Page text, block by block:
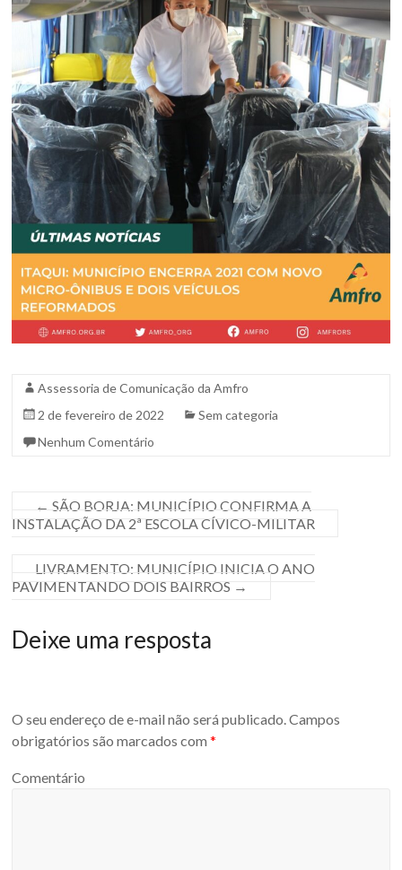
Rio
Grande
Sul.
Assessoria de Comunicação da Amfro
2 de fevereiro de 2022
Sem categoria
Nenhum Comentário
← SÃO BORJA: MUNICÍPIO CONFIRMA A
INSTALAÇÃO DA 2ª ESCOLA CÍVICO-MILITAR
LIVRAMENTO: MUNICÍPIO INICIA O ANO
PAVIMENTANDO DOIS BAIRROS →
Deixe uma resposta
O seu endereço de e-mail não será publicado. Campos
obrigatórios são marcados com*
Comentário